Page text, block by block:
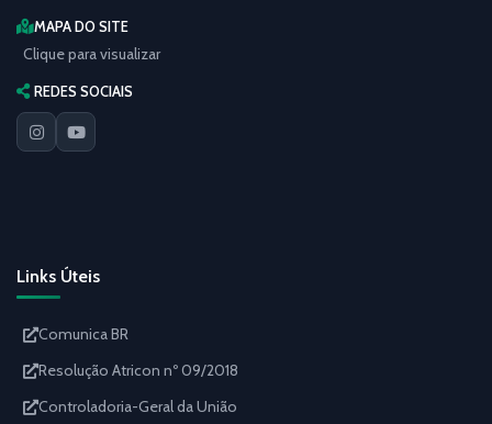
MAPA DO SITE
Clique para visualizar
REDES SOCIAIS
Links Úteis
Comunica BR
Resolução Atricon nº 09/2018
Controladoria-Geral da União